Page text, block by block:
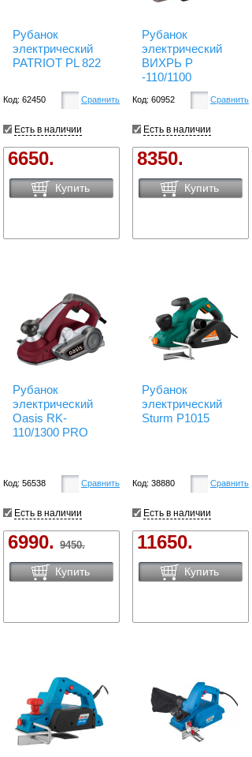
Рубанок
электрический
PATRIOT PL 822
Код: 62450 Сравнить
Есть в наличии
6650.
Купить
Рубанок
электрический
ВИХРЬ Р
-110/1100
Код: 60952 Сравнить
Есть в наличии
8350.
Купить
Рубанок
электрический
Oasis RK-
110/1300 PRO
Код: 56538 Сравнить
Есть в наличии
6990. 9450.
Купить
Рубанок
электрический
Sturm P1015
Код: 38880 Сравнить
Есть в наличии
11650.
Купить